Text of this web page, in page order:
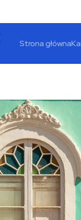
Strona główna